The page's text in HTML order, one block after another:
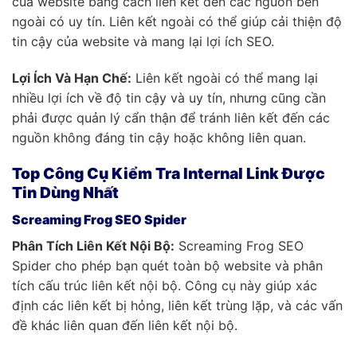
ngoài có uy tín. Liên kết ngoài có thể giúp cải thiện độ
tin cậy của website và mang lại lợi ích SEO.
Lợi Ích Và Hạn Chế: Liên kết ngoài có thể mang lại
nhiều lợi ích về độ tin cậy và uy tín, nhưng cũng cần
phải được quản lý cẩn thận để tránh liên kết đến các
nguồn không đáng tin cậy hoặc không liên quan.
Top Công Cụ Kiểm Tra Internal Link Được
Tin Dùng Nhất
Screaming Frog SEO Spider
Phân Tích Liên Kết Nội Bộ: Screaming Frog SEO
Spider cho phép bạn quét toàn bộ website và phân
tích cấu trúc liên kết nội bộ. Công cụ này giúp xác
định các liên kết bị hỏng, liên kết trùng lặp, và các vấn
đề khác liên quan đến liên kết nội bộ.